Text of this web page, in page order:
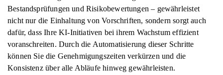
Bestandsprüfungen und Risikobewertungen – gewährleistet
nicht nur die Einhaltung von Vorschriften, sondern sorgt auch
dafür, dass Ihre KI-Initiativen bei ihrem Wachstum effizient
voranschreiten. Durch die Automatisierung dieser Schritte
können Sie die Genehmigungszeiten verkürzen und die
Konsistenz über alle Abläufe hinweg gewährleisten.